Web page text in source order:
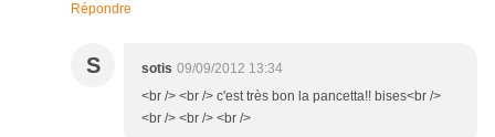
Répondre
S sotis 09/09/2012 13:34
<br /> <br /> c'est très bon la pancetta!! bises<br />
<br /> <br /> <br />